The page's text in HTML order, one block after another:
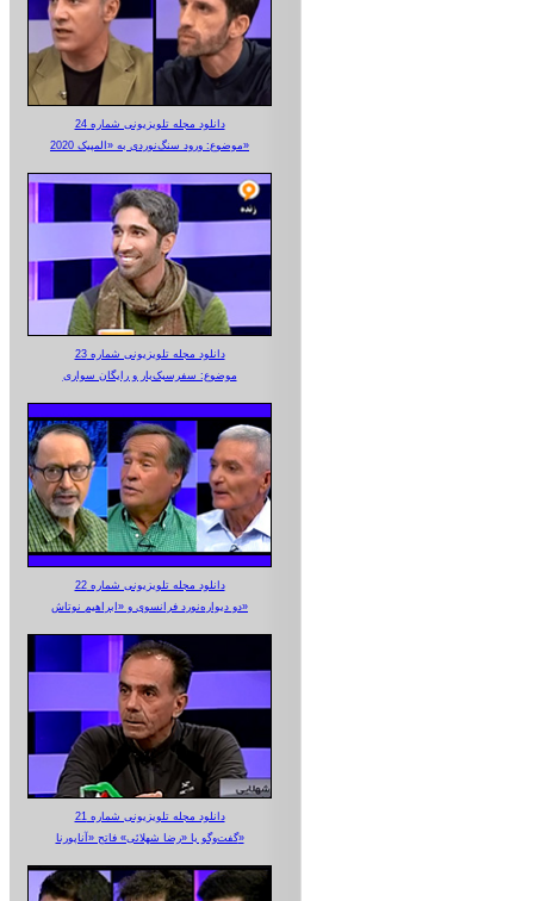
دانلود مجله تلویزیونی شماره 24
موضوع: ورود سنگ‌نوردی به «المپیک 2020»
دانلود مجله تلویزیونی شماره 23
موضوع: سفرسبک‌بار و رایگان سواری
دانلود مجله تلویزیونی شماره 22
دو دیواره‌نورد فرانسوی و «ابراهیم نوتاش»
دانلود مجله تلویزیونی شماره 21
گفت‌وگو با «رضا شهلائی» فاتح «آناپورنا»